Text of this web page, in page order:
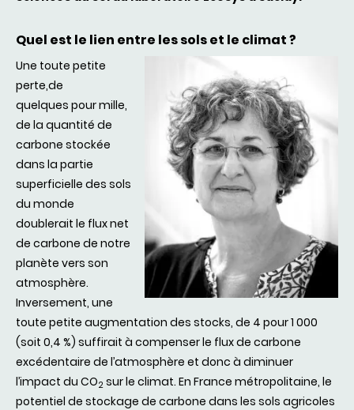
Quel est le lien entre les sols et le climat ?
Une toute petite
perte,de
quelques pour mille,
de la quantité de
carbone stockée
dans la partie
superficielle des sols
du monde
doublerait le flux net
de carbone de notre
planète vers son
atmosphère.
Inversement, une
toute petite augmentation des stocks, de 4 pour 1 000
(soit 0,4 %) suffirait à compenser le flux de carbone
excédentaire de l’atmosphère et donc à diminuer
l’impact du CO2 sur le climat. En France métropolitaine, le
potentiel de stockage de carbone dans les sols agricoles